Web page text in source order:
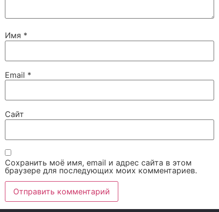
Имя *
Email *
Сайт
Сохранить моё имя, email и адрес сайта в этом
браузере для последующих моих комментариев.